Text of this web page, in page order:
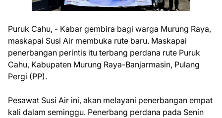
Puruk Cahu, - Kabar gembira bagi warga Murung Raya,
maskapai Susi Air membuka rute baru. Maskapai
penerbangan perintis itu terbang perdana rute Puruk
Cahu, Kabupaten Murung Raya-Banjarmasin, Pulang
Pergi (PP).
Pesawat Susi Air ini, akan melayani penerbangan empat
kali dalam seminggu. Penerbang perdana pada Senin